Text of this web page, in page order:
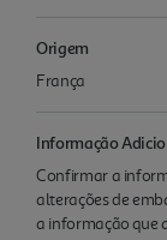
Origem
França
Informação
Confirmar a
alterações de
a informação que